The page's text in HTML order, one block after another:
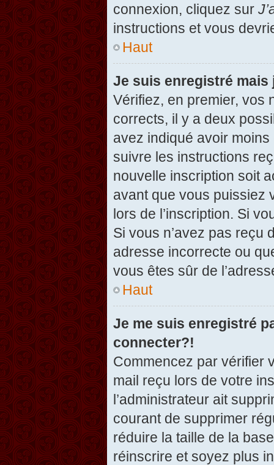
connexion, cliquez sur
instructions et vous
Haut
Je suis enregistré mais
Vérifiez, en premier, vos
corrects, il y a deux
avez indiqué avoir
suivre les instructions
nouvelle inscription soit
avant que vous puissiez
lors de l’inscription. Si
Si vous n’avez pas reçu
adresse incorrecte ou
vous êtes sûr de
Haut
Je me suis enregistré
connecter?!
Commencez par vérifier
mail reçu lors de votre
l’administrateur ait
courant de supprimer
réduire la taille de la
réinscrire et soyez plus